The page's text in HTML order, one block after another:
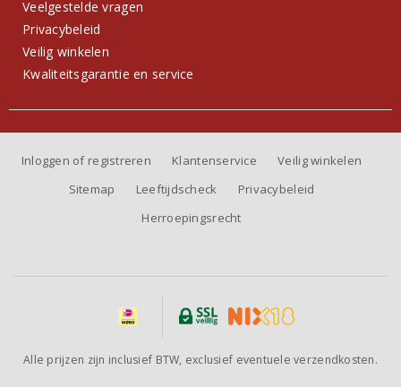
Veelgestelde vragen
Privacybeleid
Veilig winkelen
Kwaliteitsgarantie en service
Inloggen of registreren Klantenservice
Veilig winkelen
Sitemap
Leeftijdscheck
Privacybeleid
Herroepingsrecht
Alle prijzen zijn inclusief BTW, exclusief eventuele verzendkosten.